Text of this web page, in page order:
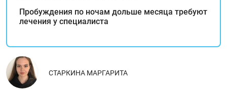
Пробуждения по ночам дольше месяца требуют
лечения у специалиста
СТАРКИНА МАРГАРИТА